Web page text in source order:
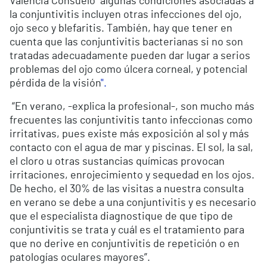
la conjuntivitis incluyen otras infecciones del ojo,
ojo seco y blefaritis. También, hay que tener en
cuenta que las conjuntivitis bacterianas si no son
tratadas adecuadamente pueden dar lugar a serios
problemas del ojo como úlcera corneal, y potencial
pérdida de la visión".
“En verano, -explica la profesional-, son mucho más
frecuentes las conjuntivitis tanto infeccionas como
irritativas, pues existe más exposición al sol y más
contacto con el agua de mar y piscinas. El sol, la sal,
el cloro u otras sustancias químicas provocan
irritaciones, enrojecimiento y sequedad en los ojos.
De hecho, el 30% de las visitas a nuestra consulta
en verano se debe a una conjuntivitis y es necesario
que el especialista diagnostique de que tipo de
conjuntivitis se trata y cuál es el tratamiento para
que no derive en conjuntivitis de repetición o en
patologías oculares mayores”.